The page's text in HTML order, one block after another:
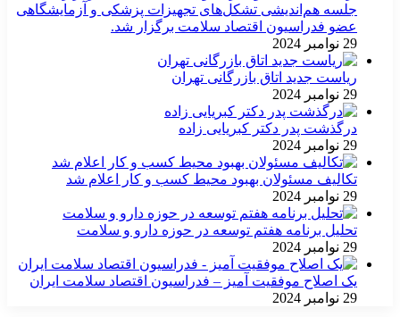
جلسه هم‌اندیشی تشکل‌های تجهیزات پزشکی و آزمایشگاهی
عضو فدراسیون اقتصاد سلامت برگزار شد.
29 نوامبر 2024
ریاست جدید اتاق بازرگانی تهران
29 نوامبر 2024
درگذشت پدر دکتر کبریایی زاده
29 نوامبر 2024
تکالیف مسئولان بهبود محیط کسب و کار اعلام شد
29 نوامبر 2024
تحلیل برنامه هفتم توسعه در حوزه دارو و سلامت
29 نوامبر 2024
یک اصلاح موفقیت آمیز – فدراسیون اقتصاد سلامت ایران
29 نوامبر 2024